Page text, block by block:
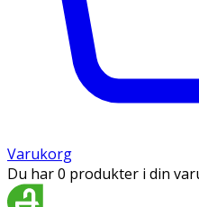
Varukorg
Du har 0 produkter i din